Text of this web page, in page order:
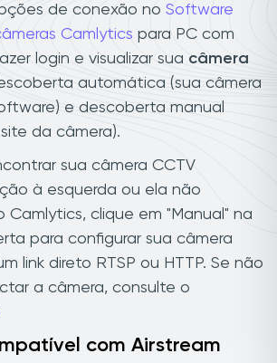
de conexão no Software
Camlytics para PC com
login e visualizar sua câmera
automática (sua câmera
e descoberta manual
da câmera).
sua câmera CCTV
à esquerda ou ela não
Camlytics, clique em "Manual" na
para configurar sua câmera
link direto RTSP ou HTTP. Se não
a câmera, consulte o
com Airstream